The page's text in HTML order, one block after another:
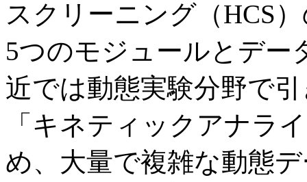
スクリーニング（HCS
5つのモジュールとデー
近では動態実験分野で
「キネティックアナラ
め、大量で複雑な動態